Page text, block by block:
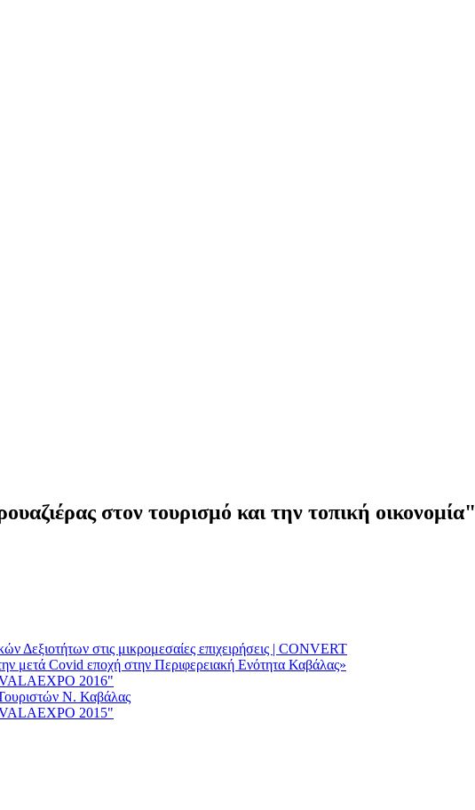
στον τουρισμό και την τοπική οικονομία"
Δεξιοτήτων στις μικρομεσαίες επιχειρήσεις | CONVERT
μετά Covid εποχή στην Περιφερειακή Ενότητα Καβάλας»
2016"
Ν. Καβάλας
2015"